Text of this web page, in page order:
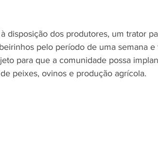
disposição dos produtores, um trator
pelo período de uma semana
para que a comunidade possa
peixes, ovinos e produção agrícola.